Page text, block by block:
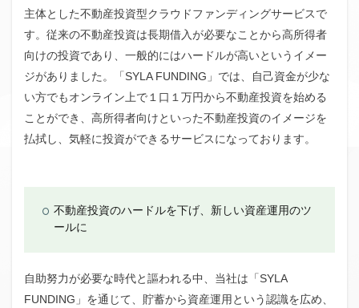
主体とした不動産投資型クラウドファンディングサービスで
す。従来の不動産投資は長期借入が必要なことから高所得者
向けの投資であり、一般的にはハードルが高いというイメー
ジがありました。「SYLA FUNDING」では、自己資金が少な
い方でもオンライン上で１口１万円から不動産投資を始める
ことができ、高所得者向けといった不動産投資のイメージを
払拭し、気軽に投資ができるサービスになっております。
不動産投資のハードルを下げ、新しい資産運用のツ
ールに
自助努力が必要な時代と謳われる中、当社は「SYLA
FUNDING」を通じて、貯蓄から資産運用という認識を広め、